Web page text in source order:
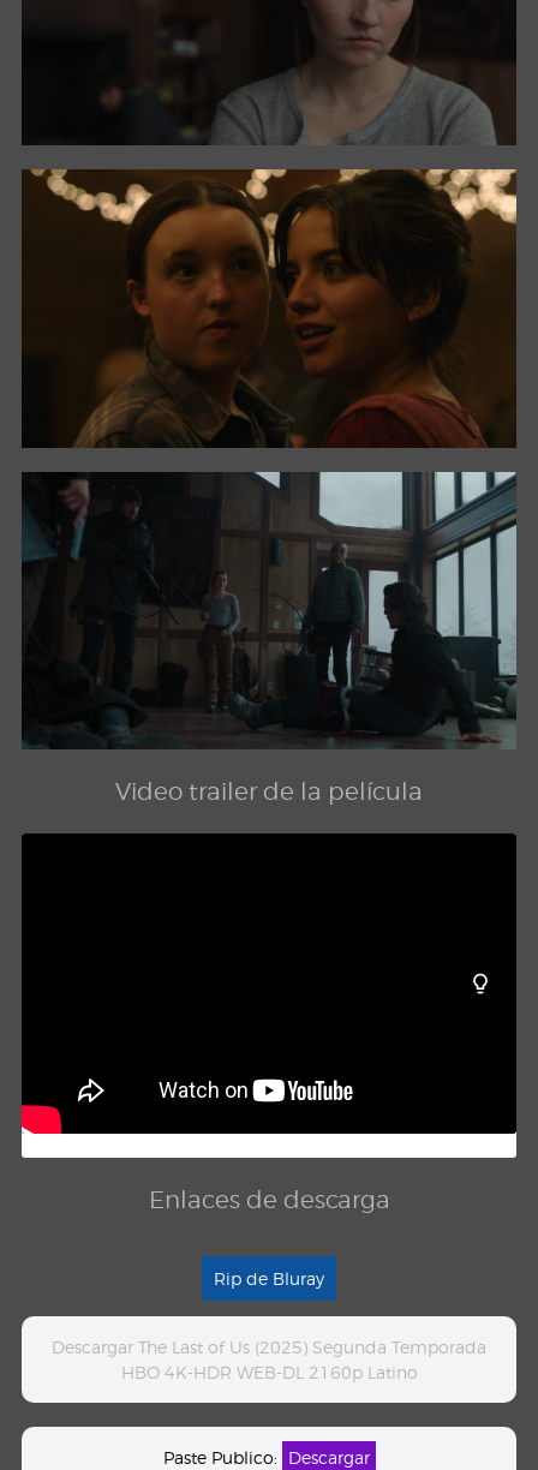
Video trailer de la película
Enlaces de descarga
Rip de Bluray
Descargar The Last of Us (2025) Segunda Temporada
HBO 4K-HDR WEB-DL 2160p Latino
Paste Publico: Descargar